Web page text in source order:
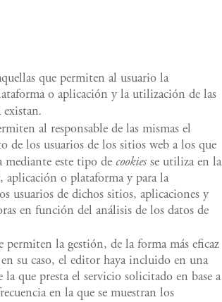
que permiten al usuario la
o aplicación y la utilización de las
.
al responsable de las mismas el
los usuarios de los sitios web a los que
este tipo de cookies se utiliza en la
o plataforma y para la
usuarios de dichos sitios, aplicaciones y
en función del análisis de los datos de
permiten la gestión, de la forma más eficaz
su caso, el editor haya incluido en una
que presta el servicio solicitado en base a
en la que se muestran los